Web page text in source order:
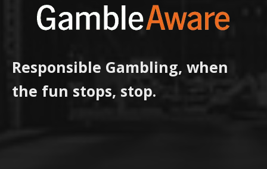
Responsible Gambling, when
the fun stops, stop.